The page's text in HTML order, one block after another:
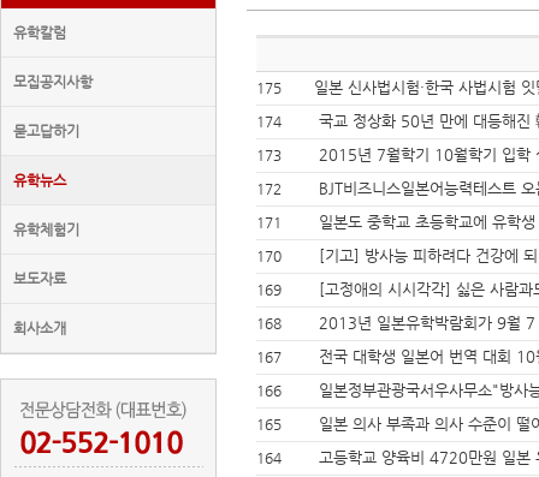
유학칼럼
모집공지사항
묻고답하기
유학뉴스
유학체험기
보도자료
회사소개
175 일본 신사법시험·한국 사법시험
174 국교 정상화 50년 만에 대등해진
173 2015년 7월학기 10월학기 입학
172 BJT비즈니스일본어능력테스트
171 일본도 중학교 초등학교에 유학
170 [기고] 방사능 피하려다 건강에
169 [고정애의 시시각각] 싫은 사람과
168 2013년 일본유학박람회가 9월
167 전국 대학생 일본어 번역 대회
166 일본정부관광국서우사무소"방사
165 일본 의사 부족과 의사 수준이 떨
164 고등학교 양육비 4720만원 일본